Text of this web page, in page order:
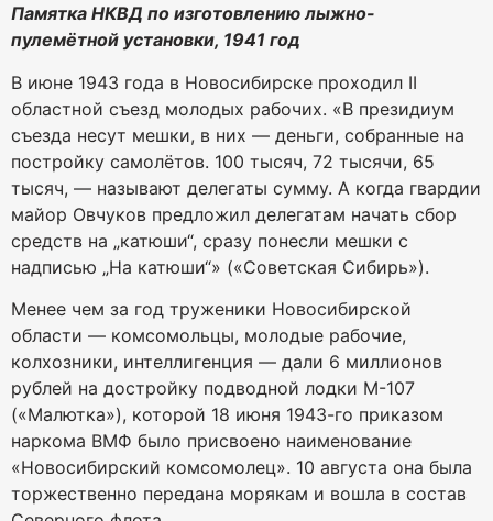
Памятка НКВД по изготовлению лыжно-
пулемётной установки, 1941 год
В июне 1943 года в Новосибирске проходил II
областной съезд молодых рабочих. «В президиум
съезда несут мешки, в них — деньги, собранные на
постройку самолётов. 100 тысяч, 72 тысячи, 65
тысяч, — называют делегаты сумму. А когда гвардии
майор Овчуков предложил делегатам начать сбор
средств на „катюши“, сразу понесли мешки с
надписью „На катюши“» («Советская Сибирь»).
Менее чем за год труженики Новосибирской
области — комсомольцы, молодые рабочие,
колхозники, интеллигенция — дали 6 миллионов
рублей на достройку подводной лодки М-107
(«Малютка»), которой 18 июня 1943-го приказом
наркома ВМФ было присвоено наименование
«Новосибирский комсомолец». 10 августа она была
торжественно передана морякам и вошла в состав